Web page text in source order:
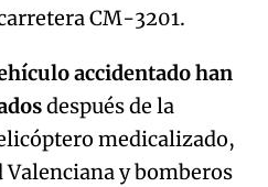
CM-3201.
accidentado han
después de la
medicalizado,
y bomberos